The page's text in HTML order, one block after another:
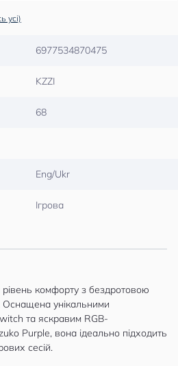
усі)
6977534870475
KZZI
68
Eng/Ukr
Ігрова
комфорту з бездротовою
Оснащена унікальними
та яскравим RGB-
Purple, вона ідеально підходить
сесій.